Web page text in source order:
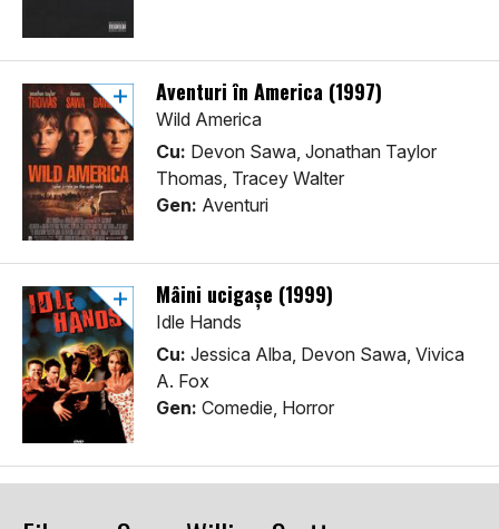
Aventuri în America (1997)
Wild America
Cu: Devon Sawa, Jonathan Taylor
Thomas, Tracey Walter
Gen: Aventuri
Mâini ucigașe (1999)
Idle Hands
Cu: Jessica Alba, Devon Sawa, Vivica
A. Fox
Gen: Comedie, Horror